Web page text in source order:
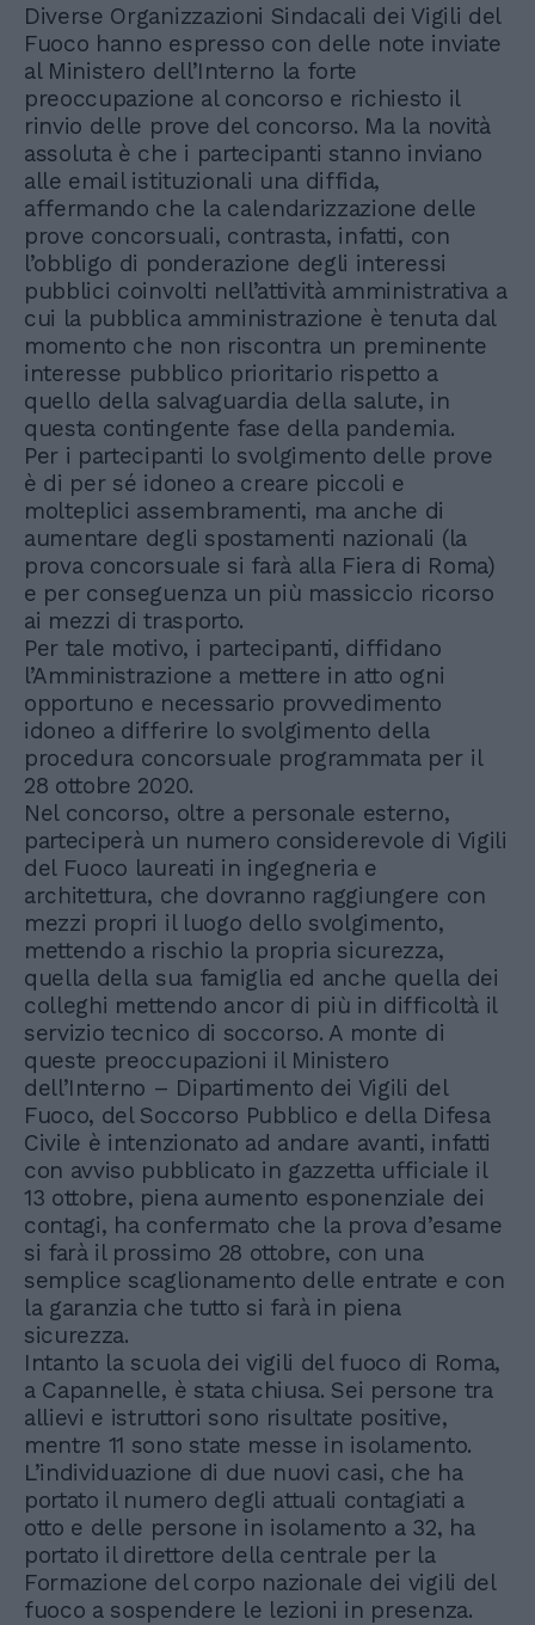
Diverse Organizzazioni Sindacali dei Vigili del
Fuoco hanno espresso con delle note inviate
al Ministero dell’Interno la forte
preoccupazione al concorso e richiesto il
rinvio delle prove del concorso. Ma la novità
assoluta è che i partecipanti stanno inviano
alle email istituzionali una diffida,
affermando che la calendarizzazione delle
prove concorsuali, contrasta, infatti, con
l’obbligo di ponderazione degli interessi
pubblici coinvolti nell’attività amministrativa a
cui la pubblica amministrazione è tenuta dal
momento che non riscontra un preminente
interesse pubblico prioritario rispetto a
quello della salvaguardia della salute, in
questa contingente fase della pandemia.
Per i partecipanti lo svolgimento delle prove
è di per sé idoneo a creare piccoli e
molteplici assembramenti, ma anche di
aumentare degli spostamenti nazionali (la
prova concorsuale si farà alla Fiera di Roma)
e per conseguenza un più massiccio ricorso
ai mezzi di trasporto.
Per tale motivo, i partecipanti, diffidano
l’Amministrazione a mettere in atto ogni
opportuno e necessario provvedimento
idoneo a differire lo svolgimento della
procedura concorsuale programmata per il
28 ottobre 2020.
Nel concorso, oltre a personale esterno,
parteciperà un numero considerevole di Vigili
del Fuoco laureati in ingegneria e
architettura, che dovranno raggiungere con
mezzi propri il luogo dello svolgimento,
mettendo a rischio la propria sicurezza,
quella della sua famiglia ed anche quella dei
colleghi mettendo ancor di più in difficoltà il
servizio tecnico di soccorso. A monte di
queste preoccupazioni il Ministero
dell’Interno – Dipartimento dei Vigili del
Fuoco, del Soccorso Pubblico e della Difesa
Civile è intenzionato ad andare avanti, infatti
con avviso pubblicato in gazzetta ufficiale il
13 ottobre, piena aumento esponenziale dei
contagi, ha confermato che la prova d’esame
si farà il prossimo 28 ottobre, con una
semplice scaglionamento delle entrate e con
la garanzia che tutto si farà in piena
sicurezza.
Intanto la scuola dei vigili del fuoco di Roma,
a Capannelle, è stata chiusa. Sei persone tra
allievi e istruttori sono risultate positive,
mentre 11 sono state messe in isolamento.
L’individuazione di due nuovi casi, che ha
portato il numero degli attuali contagiati a
otto e delle persone in isolamento a 32, ha
portato il direttore della centrale per la
Formazione del corpo nazionale dei vigili del
fuoco a sospendere le lezioni in presenza.